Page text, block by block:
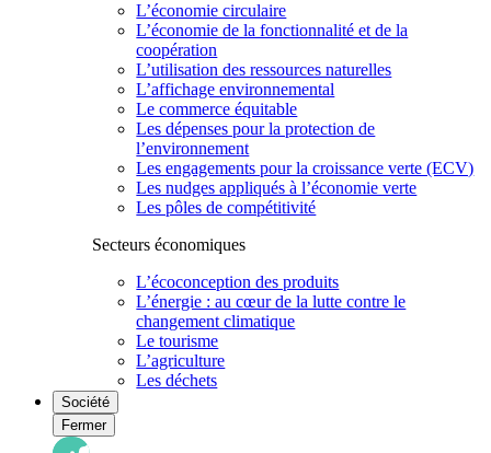
L’économie circulaire
L’économie de la fonctionnalité et de la
coopération
L’utilisation des ressources naturelles
L’affichage environnemental
Le commerce équitable
Les dépenses pour la protection de
l’environnement
Les engagements pour la croissance verte (ECV)
Les nudges appliqués à l’économie verte
Les pôles de compétitivité
Secteurs économiques
L’écoconception des produits
L’énergie : au cœur de la lutte contre le
changement climatique
Le tourisme
L’agriculture
Les déchets
Société
Fermer